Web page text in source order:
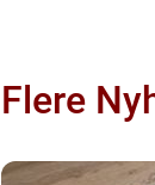
Flere